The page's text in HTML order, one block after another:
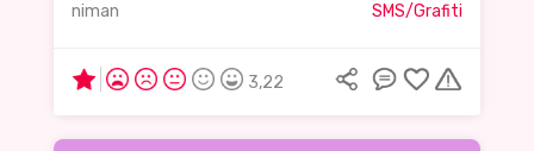
niman SMS/Grafiti
3,22